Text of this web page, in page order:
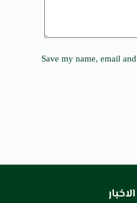
Save my name, email